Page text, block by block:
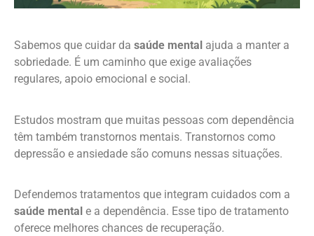
Sabemos que cuidar da saúde mental ajuda a manter a
sobriedade. É um caminho que exige avaliações
regulares, apoio emocional e social.
Estudos mostram que muitas pessoas com dependência
têm também transtornos mentais. Transtornos como
depressão e ansiedade são comuns nessas situações.
Defendemos tratamentos que integram cuidados com a
saúde mental e a dependência. Esse tipo de tratamento
oferece melhores chances de recuperação.